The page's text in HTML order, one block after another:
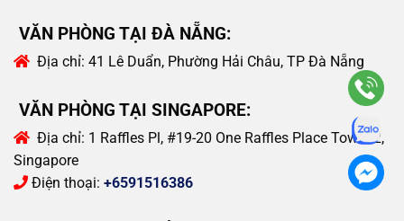
VĂN PHÒNG TẠI ĐÀ NẴNG:
Địa chỉ: 41 Lê Duẩn, Phường Hải Châu, TP Đà Nẵng
VĂN PHÒNG TẠI SINGAPORE:
Địa chỉ: 1 Raffles Pl, #19-20 One Raffles Place Tower 2,
Singapore
Điện thoại: +6591516386